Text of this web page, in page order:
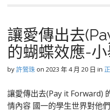
讓愛傳出去
的蝴蝶效應-
by許鶯珠on 2023 年 4 月 20 日 in
讓愛傳出去(Pay it Forward)
情內容 國一的學生世界對他